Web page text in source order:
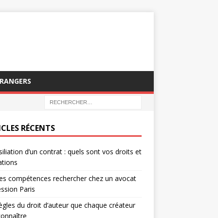
RÉCENTS
d’un contrat : quels sont vos droits et
compétences rechercher chez un avocat
Paris
du droit d’auteur que chaque créateur